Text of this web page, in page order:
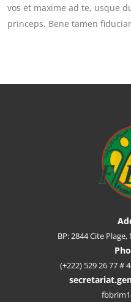
vos et maxime ad te, usque
princeps. Bene tamen
BP: 2844 Cite
(+222) 529 26 77 #